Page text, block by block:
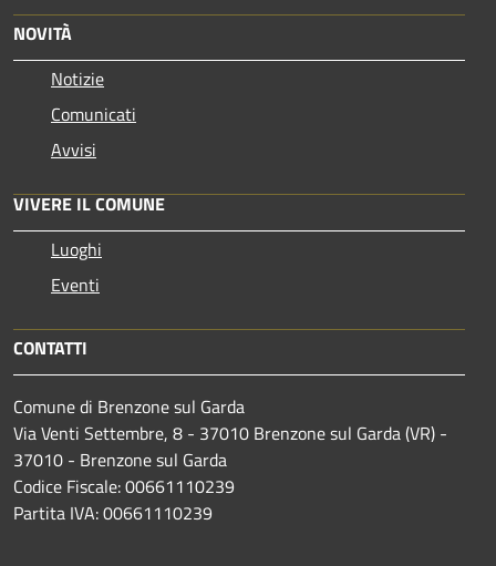
NOVITÀ
Notizie
Comunicati
Avvisi
VIVERE IL COMUNE
Luoghi
Eventi
CONTATTI
Comune di Brenzone sul Garda
Via Venti Settembre, 8 - 37010 Brenzone sul Garda (VR) -
37010 - Brenzone sul Garda
Codice Fiscale: 00661110239
Partita IVA: 00661110239